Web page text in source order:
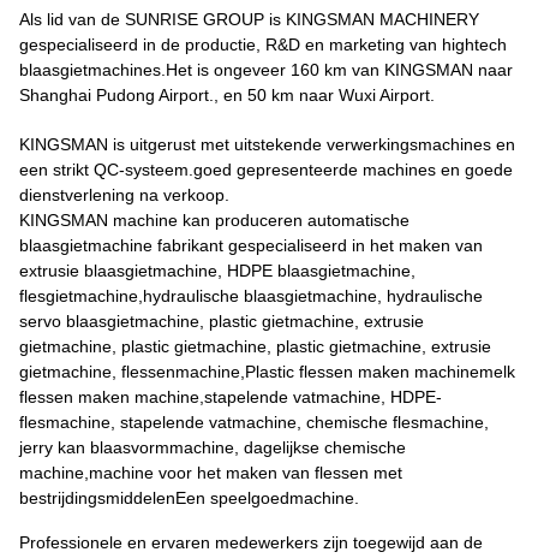
Als lid van de SUNRISE GROUP is KINGSMAN MACHINERY
gespecialiseerd in de productie, R&D en marketing van hightech
blaasgietmachines.Het is ongeveer 160 km van KINGSMAN naar
Shanghai Pudong Airport., en 50 km naar Wuxi Airport.
KINGSMAN is uitgerust met uitstekende verwerkingsmachines en
een strikt QC-systeem.goed gepresenteerde machines en goede
dienstverlening na verkoop.
KINGSMAN machine kan produceren automatische
blaasgietmachine fabrikant gespecialiseerd in het maken van
extrusie blaasgietmachine, HDPE blaasgietmachine,
flesgietmachine,hydraulische blaasgietmachine, hydraulische
servo blaasgietmachine, plastic gietmachine, extrusie
gietmachine, plastic gietmachine, plastic gietmachine, extrusie
gietmachine, flessenmachine,Plastic flessen maken machinemelk
flessen maken machine,stapelende vatmachine, HDPE-
flesmachine, stapelende vatmachine, chemische flesmachine,
jerry kan blaasvormmachine, dagelijkse chemische
machine,machine voor het maken van flessen met
bestrijdingsmiddelenEen speelgoedmachine.
Professionele en ervaren medewerkers zijn toegewijd aan de